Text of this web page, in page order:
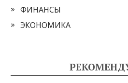
ФИНАНСЫ
ЭКОНОМИКА